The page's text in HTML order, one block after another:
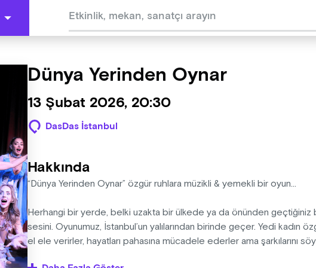
Dünya Yerinden Oynar
13 Şubat 2026, 20:30
DasDas İstanbul
Hakkında
“Dünya Yerinden Oynar” özgür ruhlara müzikli & yemekli bir oyun…
Herhangi bir yerde, belki uzakta bir ülkede ya da önünden geçtiğiniz
sesini. Oyunumuz, İstanbul’un yalılarından birinde geçer. Yedi kadın
el ele verirler, hayatları pahasına mücadele ederler ama şarkılarını
Şarkıları İstanbul semalarında dolaşırken siz de bu tanıdık melodileri